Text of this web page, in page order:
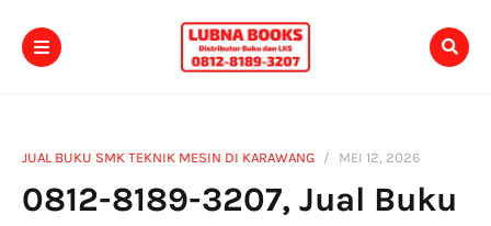
JUAL BUKU SMK TEKNIK MESIN DI KARAWANG MEI 12, 2026
0812-8189-3207, Jual Buku